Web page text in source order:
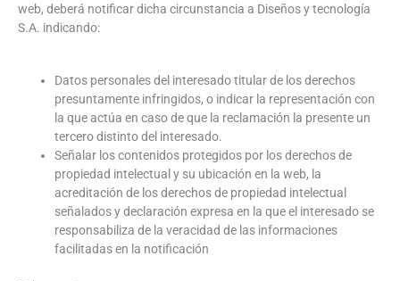
web, deberá notificar dicha circunstancia a Diseños y tecnología
S.A. indicando:
Datos personales del interesado titular de los derechos
presuntamente infringidos, o indicar la representación con
la que actúa en caso de que la reclamación la presente un
tercero distinto del interesado.
Señalar los contenidos protegidos por los derechos de
propiedad intelectual y su ubicación en la web, la
acreditación de los derechos de propiedad intelectual
señalados y declaración expresa en la que el interesado se
responsabiliza de la veracidad de las informaciones
facilitadas en la notificación